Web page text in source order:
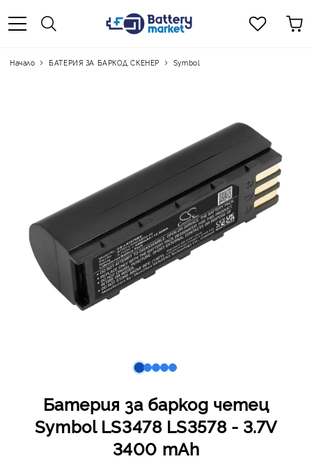
Начало БАТЕРИЯ ЗА БАРКОД СКЕНЕР Symbol
Батерия за баркод четец
Symbol LS3478 LS3578 - 3.7V
3400 mAh